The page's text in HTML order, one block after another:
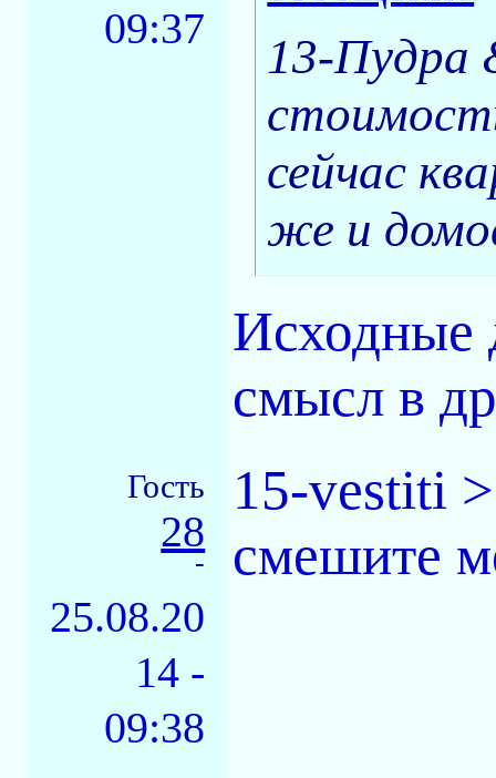
09:37
13-Пудра
сейчас
же и
Исходные
смысл в
Гость
28
-
25.08.20
14 -
09:38
15-vestiti
смешите